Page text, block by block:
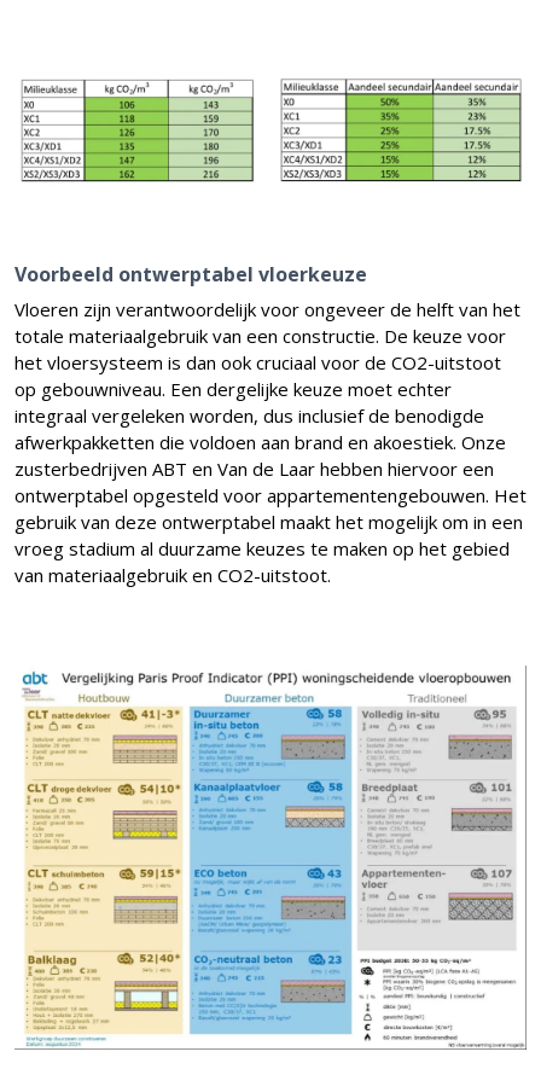
Voorbeeld ontwerptabel vloerkeuze
Vloeren zijn verantwoordelijk voor ongeveer de helft van het
totale materiaalgebruik van een constructie. De keuze voor
het vloersysteem is dan ook cruciaal voor de CO2-uitstoot
op gebouwniveau. Een dergelijke keuze moet echter
integraal vergeleken worden, dus inclusief de benodigde
afwerkpakketten die voldoen aan brand en akoestiek. Onze
zusterbedrijven ABT en Van de Laar hebben hiervoor een
ontwerptabel opgesteld voor appartementengebouwen. Het
gebruik van deze ontwerptabel maakt het mogelijk om in een
vroeg stadium al duurzame keuzes te maken op het gebied
van materiaalgebruik en CO2-uitstoot.